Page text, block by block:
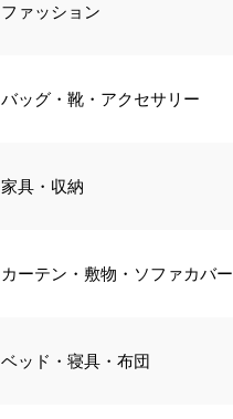
ファッション
バッグ・靴・アクセサリー
家具・収納
カーテン・敷物・ソファカバー
ベッド・寝具・布団